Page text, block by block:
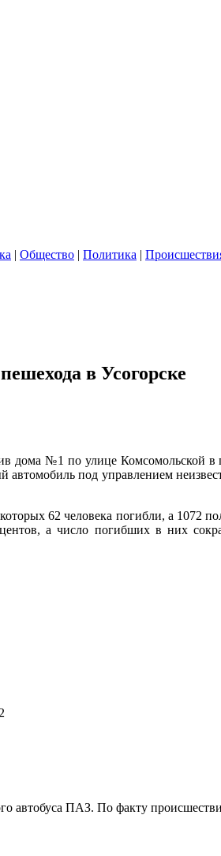
| Общество | Политика |
в Усогорске
дома №1 по улице Комсомольской
под управлением
62 человека погибли, а 1072
а число погибших в них
автобуса ПАЗ. По факту